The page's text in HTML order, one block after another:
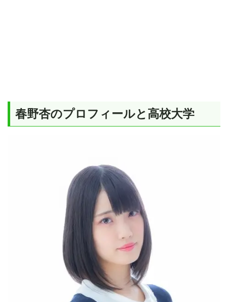
春野杏のプロフィールと高校大学